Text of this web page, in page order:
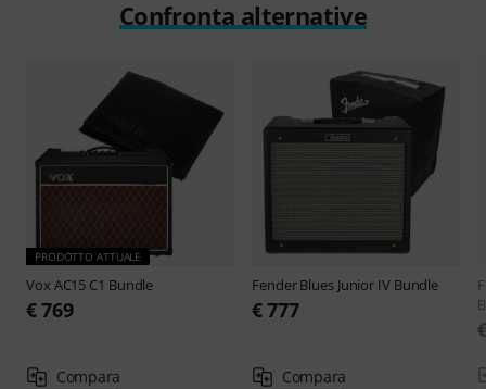
Confronta alternative
PRODOTTO ATTUALE
Vox AC15 C1 Bundle
€ 769
Compara
FenderBlues Junior IV Bundle
€ 777
Compara